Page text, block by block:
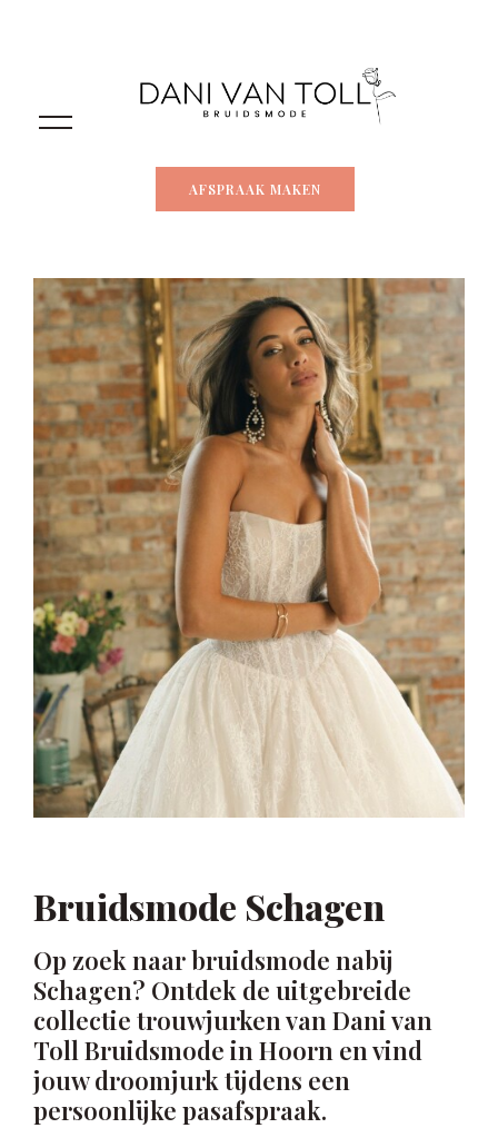
AFSPRAAK MAKEN
Bruidsmode Schagen
Op zoek naar bruidsmode nabij
Schagen? Ontdek de uitgebreide
collectie trouwjurken van Dani van
Toll Bruidsmode in Hoorn en vind
jouw droomjurk tijdens een
persoonlijke pasafspraak.